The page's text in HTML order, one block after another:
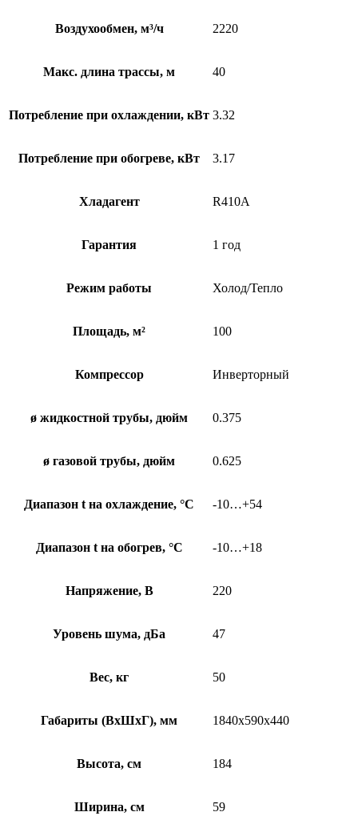
Воздухообмен, м³/ч 2220
Макс. длина трассы, м 40
Потребление при охлаждении, кВт 3.32
Потребление при обогреве, кВт 3.17
Хладагент R410A
Гарантия 1 год
Режим работы Холод/Тепло
Площадь, м² 100
Компрессор Инверторный
ø жидкостной трубы, дюйм 0.375
ø газовой трубы, дюйм 0.625
Диапазон t на охлаждение, °С -10…+54
Диапазон t на обогрев, °С -10…+18
Напряжение, В 220
Уровень шума, дБа 47
Вес, кг 50
Габариты (ВхШхГ), мм 1840х590х440
Высота, см 184
Ширина, см 59